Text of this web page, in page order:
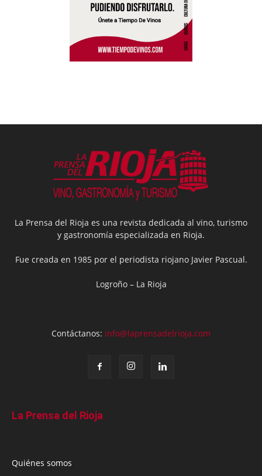
La Prensa del Rioja es una revista dedicada al vino, turismo
y gastronomía especializada en Rioja.
Fue creada en 1985 por el periodista riojano Javier Pascual.
Logroño – La Rioja
Contáctanos: info@laprensadelrioja.com
La Prensa del Rioja
Quiénes somos